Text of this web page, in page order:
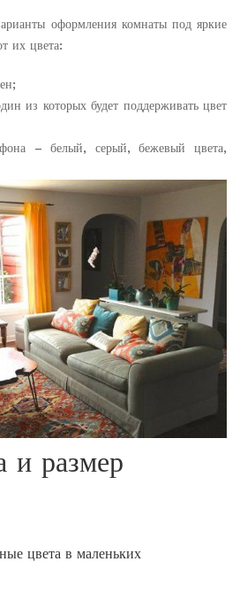
оформления комнаты под яркие
их цвета:
из которых будет поддерживать цвет
– белый, серый, бежевый цвета,
и размер
цвета в маленьких